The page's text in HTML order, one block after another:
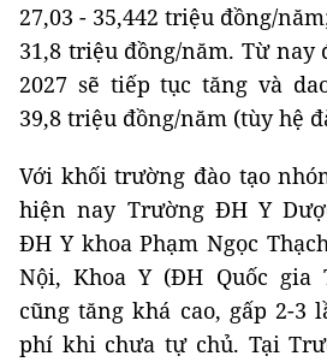
27,03 - 35,442 triệu đồng/
31,8 triệu đồng/năm. Từ nay
2027 sẽ tiếp tục tăng và
39,8 triệu đồng/năm (tùy hệ
Với khối trường đào tạo
hiện nay Trường ĐH Y
ĐH Y khoa Phạm Ngọc
Nội, Khoa Y (ĐH Quốc gia
cũng tăng khá cao, gấp 2-3
phí khi chưa tự chủ. Tại